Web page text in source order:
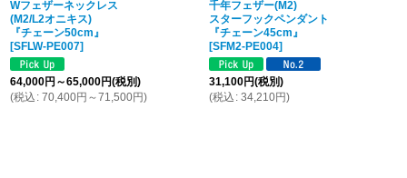
Wフェザーネックレス
(M2/L2オニキス)
『チェーン50cm』
[SFLW-PE007]
64,000円 ～65,000円(税別)
(税込 : 70,400円 ～71,500円)
千年フェザー(M2)
スターフックペンダント
『チェーン45cm』
[SFM2-PE004]
31,100円(税別)
(税込 : 34,210円)